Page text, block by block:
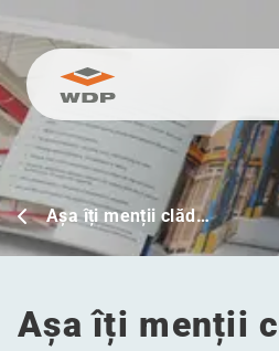
Sari la conținut
Așa îți menții clăd…
Așa îți menții